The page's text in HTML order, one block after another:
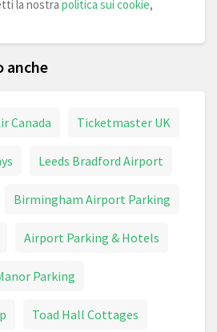
la nostra politica sui cookie,
anche
Canada Ticketmaster UK
Leeds Bradford Airport
Birmingham Airport Parking
Airport Parking & Hotels
Parking
Toad Hall Cottages